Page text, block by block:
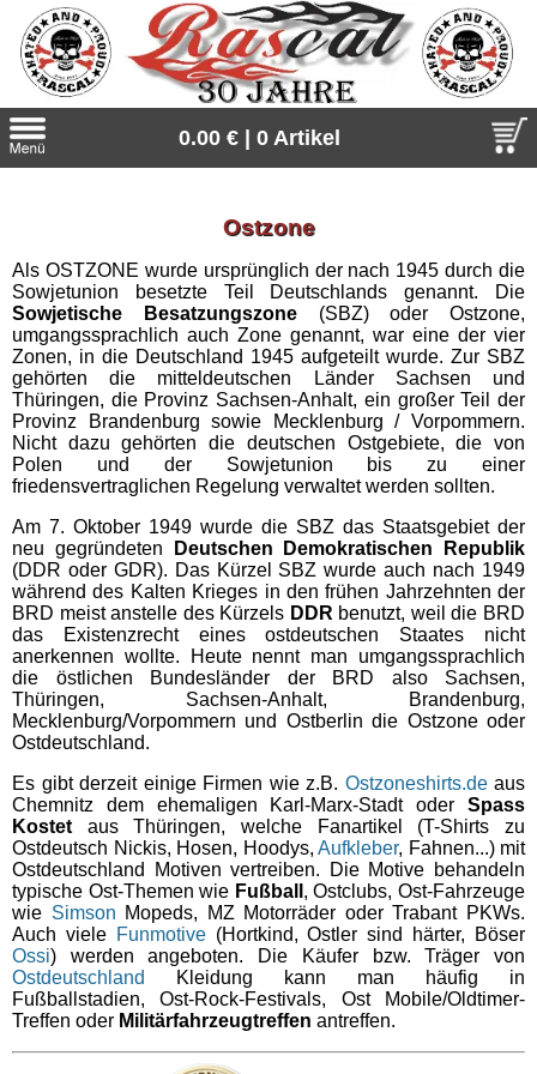
0.00 € | 0 Artikel
Sprache:
Neu
alle News
Outlet
alle Angebote
Gratis
Unsere Gratiszugaben zu jeder Besteller. Einfach auswählen
und in den Warenkorb legen.
alle Artikel
Aufkleber Fun
Aufkleber KFZ
Aufkleber RAC
Aufkleber Skinhead
Thor Steinar
Thor Steinar, das einzigartige, sportlich-maritime Lifestyle-
Label. In unserem Webshop kann man das gesamte Sortiment
inklusive der neuesten Kollektion finden.
alle Artikel
Girljacken
Girlshirts
Hemden
Hosen
Jacken
Kapujacken
Mützen&Caps
Poloshirts
Shorts
Everlast
Everlast ist eine der größten und bekanntesten
Kampfsportmarken der Welt, gegründet im Jahr 1910 und
weltweit vertreten. Everlast liefert Sportartikel für’s Boxen,
Kickboxen, MMA und Fitness. In unserem Webshop finden
ein großes Angebot von Everlast Artikeln.
alle Artikel
T-Shirts
Lonsdale
Lonsdale - die Traditionsmarke des Sports. In unserem
Webshop finden Sie eine große Auswahl von Lonsdale
und Lonsdale England Kleidung.
alle Artikel
Jacken
Polos
T-Shirts
Verschiedenes
Dobermans Aggressive
Dobermans Aggressive - legendary brand, die Streetwear
Marke mit den aggressiven Wikinger und Biker Motiven auf T-
alle Artikel
Kapujacken
Sweats
T-Shirts
Pit Bull
T-Shirts, Sweats und Jacken.
alle Artikel
Girlshirts
Hosen
Jacken
Shorts
Ansgar Aryan
alle Artikel
Fussball/Ultras/Hooligans
Die Rubrik für Ultras, Hooligans und Fussballfans. Shirts mit
ACAB/1312 Motiven oder Markenwaren von Pit Bull West
Coast oder Pretorian.
alle Artikel
A.C.A.B.
Skinheads
Die ersten Skinheads gab es Ende der 60er Jahre in
Großbritannien. Die Bewegung hat ihren Ursprung in der
Arbeiterklasse und war extrem geprägt vom Working Class
Bewußtsein.
alle Artikel
RAC/notPC
alle Artikel
Aufkleber
Vikingwear
alle Artikel
Ostdeutschland
Ostzone
Als OSTZONE wurde ursprünglich der nach 1945 durch die
Sowjetunion besetzte Teil Deutschlands genannt. Die
Sowjetische Besatzungszone(SBZ) oder Ostzone,
umgangssprachlich auch Zone genannt, war eine der vier
Zonen, in die Deutschland 1945 aufgeteilt wurde. Zur SBZ
gehörten die mitteldeutschen Länder Sachsen und
Thüringen, die Provinz Sachsen-Anhalt, ein großer Teil der
Provinz Brandenburg sowie Mecklenburg / Vorpommern.
Nicht dazu gehörten die deutschen Ostgebiete, die von
Polen und der Sowjetunion bis zu einer
friedensvertraglichen Regelung verwaltet werden sollten.
Am 7. Oktober 1949 wurde die SBZ das Staatsgebiet der
neu gegründeten
Deutschen Demokratischen Republik
(DDR oder GDR). Das Kürzel SBZ wurde auch nach 1949
während des Kalten Krieges in den frühen Jahrzehnten der
BRD meist anstelle des Kürzels DDR benutzt, weil die BRD
das Existenzrecht eines ostdeutschen Staates nicht
anerkennen wollte. Heute nennt man umgangssprachlich
die östlichen Bundesländer der BRD also Sachsen,
Thüringen, Sachsen-Anhalt, Brandenburg,
Mecklenburg/Vorpommern und Ostberlin die Ostzone oder
Ostdeutschland.
Es gibt derzeit einige Firmen wie z.B. Ostzoneshirts.deaus
Chemnitz dem ehemaligen Karl-Marx-Stadt oder Spass
Kostet aus Thüringen, welche Fanartikel (T-Shirts zu
Ostdeutsch Nickis, Hosen, Hoodys, Aufkleber, Fahnen...) mit
Ostdeutschland Motiven vertreiben. Die Motive behandeln
typische Ost-Themen wie Fußball , Ostclubs, Ost-Fahrzeuge
wie Simson Mopeds, MZ Motorräder oder Trabant PKWs.
Auch viele Funmotive(Hortkind, Ostler sind härter, Böser
Ossi) werden angeboten. Die Käufer bzw. Träger von
Ostdeutschland
Kleidung kann man häufig in
Fußballstadien, Ost-Rock-Festivals, Ost Mobile/Oldtimer-
Treffen oder Militärfahrzeugtreffen antreffen.